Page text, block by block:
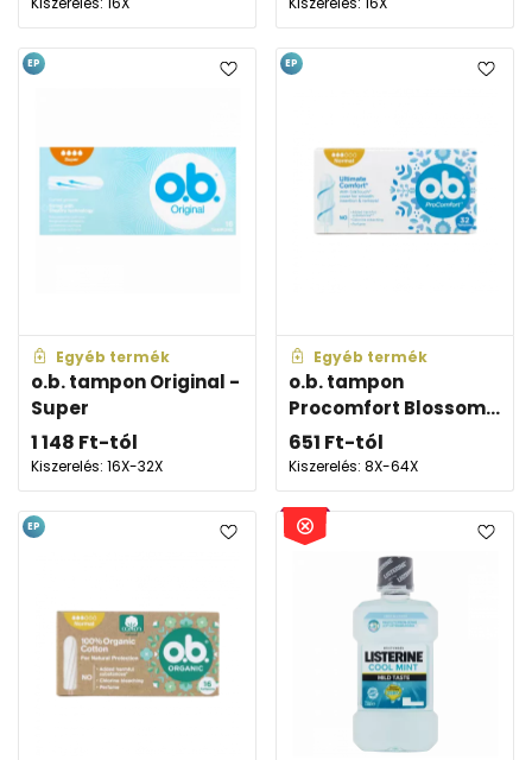
Egyéb termék
o.b. tampon Original -
Super
1 148 Ft-tól
Kiszerelés: 16X-32X
EP
Egyéb termék
o.b. tampon
Procomfort Blossom...
651 Ft-tól
Kiszerelés: 8X-64X
EP
EP